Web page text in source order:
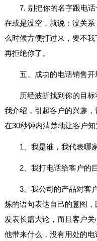
7. 别把你的名字跟电
在或是没空，就说：没关
么时候方便打过来，要不
再拒绝你了。
五、成功的电话销售开
历经波折找到你的目
我介绍，引起客户的兴趣
在30秒钟内清楚地让客户知
1、我是谁，我代表哪
2、我打电话给客户的
3、我公司的产品对客
炼的语句表达自己的意图
发表长篇大论，而且客户
他带来什么，没有用处的